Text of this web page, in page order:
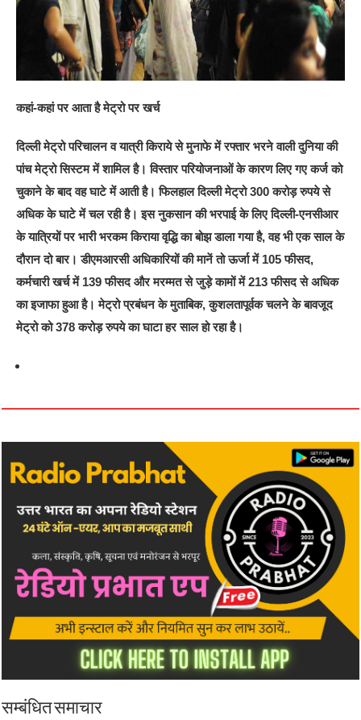
कहां-कहां पर आता है मेट्रो पर खर्च
दिल्ली मेट्रो परिचालन व यात्री किराये से मुनाफे में रफ्तार भरने वाली दुनिया की
पांच मेट्रो सिस्टम में शामिल है। विस्तार परियोजनाओं के कारण लिए गए कर्ज को
चुकाने के बाद वह घाटे में आती है। फिलहाल दिल्ली मेट्रो 300 करोड़ रुपये से
अधिक के घाटे में चल रही है। इस नुकसान की भरपाई के लिए दिल्ली-एनसीआर
के यात्रियों पर भारी भरकम किराया वृद्धि का बोझ डाला गया है, वह भी एक साल के
दौरान दो बार। डीएमआरसी अधिकारियों की मानें तो ऊर्जा में 105 फीसद,
कर्मचारी खर्च में 139 फीसद और मरम्मत से जुड़े कामों में 213 फीसद से अधिक
का इजाफा हुआ है। मेट्रो प्रबंधन के मुताबिक, कुशलतापूर्वक चलने के बावजूद
मेट्रो को 378 करोड़ रुपये का घाटा हर साल हो रहा है।
सम्बंधित समाचार